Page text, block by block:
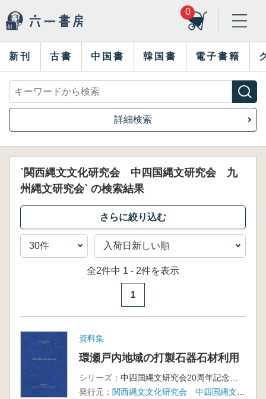
0
新刊 古書 中国書 韓国書 電子書籍
詳細検索
`関西縄文文化研究会 中四国縄文研究会 九
州縄文研究会` の検索結果
全2件中 1 - 2件を表示
1
資料集
環瀬戸内地域の打製石器石材利用
シリーズ：
発行元：